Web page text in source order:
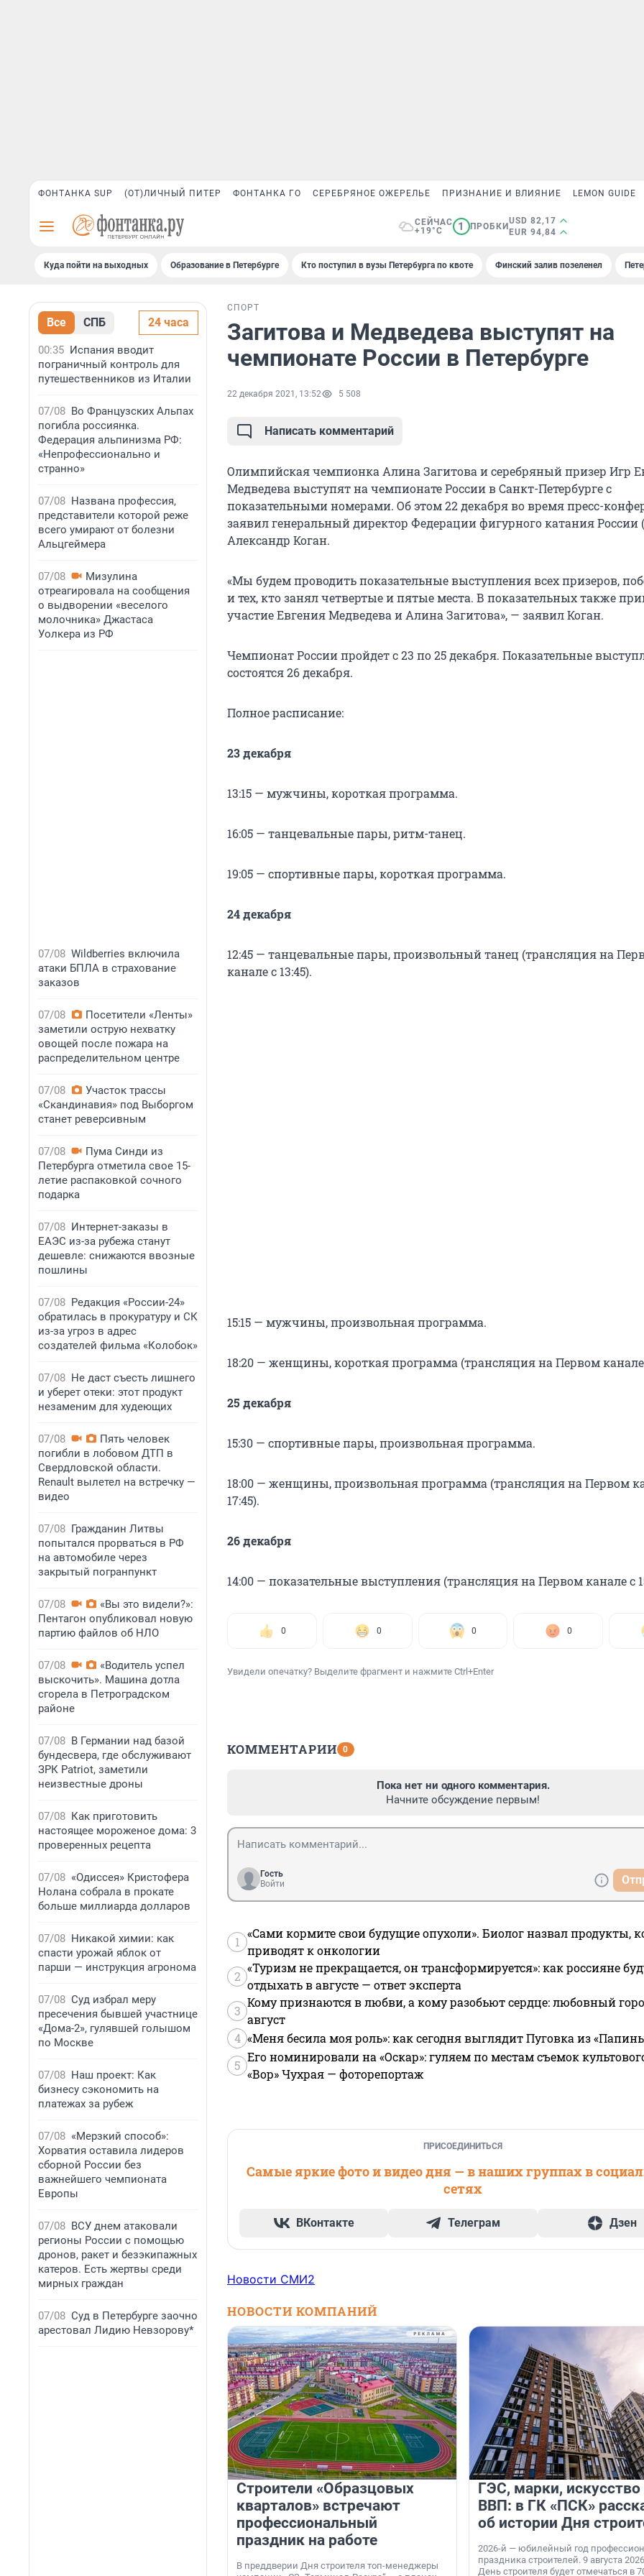
ФОНТАНКА SUP (ОТ)ЛИЧНЫЙ ПИТЕР ФОНТАНКА ГО СЕРЕБРЯНОЕ ОЖЕРЕЛЬЕ ПРИЗНАНИЕ И ВЛИЯНИЕ LEMON GUIDE
СЕЙЧАС
+19°C
1 ПРОБКИ
USD 82,17
EUR 94,84
Куда пойти на выходных Образование в Петербурге Кто поступил в вузы Петербурга по квоте Финский залив позеленел
Все СПБ 24 часа
00:35 Испания вводит
пограничный контроль для
путешественников из Италии
07/08 Во Французских Альпах
погибла россиянка.
Федерация альпинизма РФ:
«Непрофессионально и
странно»
07/08 Названа профессия,
представители которой реже
всего умирают от болезни
Альцгеймера
07/08
Мизулина
отреагировала на сообщения
о выдворении «веселого
молочника» Джастаса
Уолкера из РФ
07/08 Wildberries включила
атаки БПЛА в страхование
заказов
07/08
Посетители «Ленты»
заметили острую нехватку
овощей после пожара на
распределительном центре
07/08
Участок трассы
«Скандинавия» под Выборгом
станет реверсивным
07/08
Пума Синди из
Петербурга отметила свое 15-
летие распаковкой сочного
подарка
07/08 Интернет-заказы в
ЕАЭС из-за рубежа станут
дешевле: снижаются ввозные
пошлины
07/08 Редакция «России-24»
обратилась в прокуратуру и СК
из-за угроз в адрес
создателей фильма «Колобок»
07/08 Не даст съесть лишнего
и уберет отеки: этот продукт
незаменим для худеющих
07/08
Пять человек
погибли в лобовом ДТП в
Свердловской области.
Renault вылетел на встречку —
видео
07/08 Гражданин Литвы
попытался прорваться в РФ
на автомобиле через
закрытый погранпункт
07/08
«Вы это видели?»:
Пентагон опубликовал новую
партию файлов об НЛО
07/08
«Водитель успел
выскочить». Машина дотла
сгорела в Петроградском
районе
07/08 В Германии над базой
бундесвера, где обслуживают
ЗРК Patriot, заметили
неизвестные дроны
07/08 Как приготовить
настоящее мороженое дома: 3
проверенных рецепта
07/08 «Одиссея» Кристофера
Нолана собрала в прокате
больше миллиарда долларов
07/08 Никакой химии: как
спасти урожай яблок от
парши — инструкция агронома
07/08 Суд избрал меру
пресечения бывшей участнице
«Дома-2», гулявшей голышом
по Москве
07/08 Наш проект: Как
бизнесу сэкономить на
платежах за рубеж
07/08 «Мерзкий способ»:
Хорватия оставила лидеров
сборной России без
важнейшего чемпионата
Европы
07/08 ВСУ днем атаковали
регионы России с помощью
дронов, ракет и безэкипажных
катеров. Есть жертвы среди
мирных граждан
07/08 Суд в Петербурге заочно
арестовал Лидию Невзорову*
СПОРТ
Загитова и Медведева выступят на
чемпионате России в Петербурге
22 декабря 2021, 13:52 5 508
Написать комментарий
Олимпийская чемпионка Алина Загитова и серебряный призер Игр
Медведева выступят на чемпионате России в Санкт-Петербурге с
показательными номерами. Об этом 22 декабря во время пресс-
заявил генеральный директор Федерации фигурного катания
Александр Коган.
«Мы будем проводить показательные выступления всех призеров,
и тех, кто занял четвертые и пятые места. В показательных также
участие Евгения Медведева и Алина Загитова», — заявил Коган.
Чемпионат России пройдет с 23 по 25 декабря. Показательные
состоятся 26 декабря.
Полное расписание:
23 декабря
13:15 — мужчины, короткая программа.
16:05 — танцевальные пары, ритм-танец.
19:05 — спортивные пары, короткая программа.
24 декабря
12:45 — танцевальные пары, произвольный танец (трансляция на
канале с 13:45).
15:15 — мужчины, произвольная программа.
18:20 — женщины, короткая программа (трансляция на Первом канале
25 декабря
15:30 — спортивные пары, произвольная программа.
18:00 — женщины, произвольная программа (трансляция на Первом
17:45).
26 декабря
14:00 — показательные выступления (трансляция на Первом канале с
0 0 0 0
Увидели опечатку? Выделите фрагмент и нажмите Ctrl+Enter
КОММЕНТАРИИ 0
Пока нет ни одного комментария.
Начните обсуждение первым!
Гость
Войти
1
«Сами кормите свои будущие опухоли». Биолог назвал продукты,
приводят к онкологии
2
«Туризм не прекращается, он трансформируется»: как россияне
отдыхать в августе — ответ эксперта
3
Кому признаются в любви, а кому разобьют сердце: любовный
август
4 «Меня бесила моя роль»: как сегодня выглядит Пуговка из
5
Его номинировали на «Оскар»: гуляем по местам съемок
«Вор» Чухрая — фоторепортаж
ПРИСОЕДИНИТЬСЯ
Самые яркие фото и видео дня — в наших группах в
сетях
ВКонтакте Телеграм Дзен
Новости СМИ2
НОВОСТИ КОМПАНИЙ
Строители «Образцовых
кварталов» встречают
профессиональный
праздник на работе
В преддверии Дня строителя топ-менеджеры
ГЭС, марки, искусство
ВВП: в ГК «ПСК»
об истории Дня
2026-й — юбилейный год
праздника строителей. 9 августа
День строителя будет отмечаться в